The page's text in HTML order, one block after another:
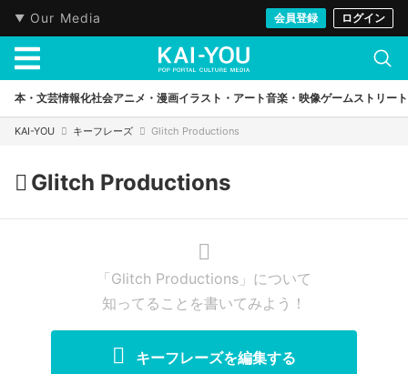
Our Media 会員登録 ログイン
本・文芸情報化社会アニメ・漫画イラスト・アート音楽・映像ゲームストリート
KAI-YOU キーフレーズ Glitch Productions
Glitch Productions
「Glitch Productions」について
知ってることを書いてみよう！
キーフレーズを編集する